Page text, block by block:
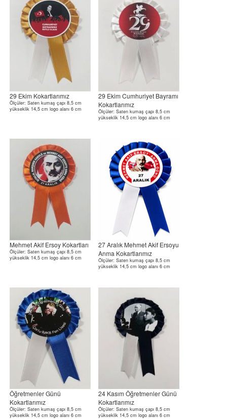
29 Ekim Kokartlarımız
Ölçüler: Saten kumaş çapı 8,5 cm
yükseklik 14,5 cm logo alanı 6 cm
29 Ekim Cumhuriyet Bayramı
Kokartlarımız
Ölçüler: Saten kumaş çapı 8,5 cm
yükseklik 14,5 cm logo alanı 6 cm
Mehmet Akif Ersoy Kokartları
Ölçüler: Saten kumaş çapı 8,5 cm
yükseklik 14,5 cm logo alanı 6 cm
27 Aralık Mehmet Akif Ersoyu
Anma Kokartlarımız
Ölçüler: Saten kumaş çapı 8,5 cm
yükseklik 14,5 cm logo alanı 6 cm
Öğretmenler Günü
Kokartlarımız
Ölçüler: Saten kumaş çapı 8,5 cm
yükseklik 14,5 cm logo alanı 6 cm
24 Kasım Öğretmenler Günü
Kokartlarımız
Ölçüler: Saten kumaş çapı 8,5 cm
yükseklik 14,5 cm logo alanı 6 cm